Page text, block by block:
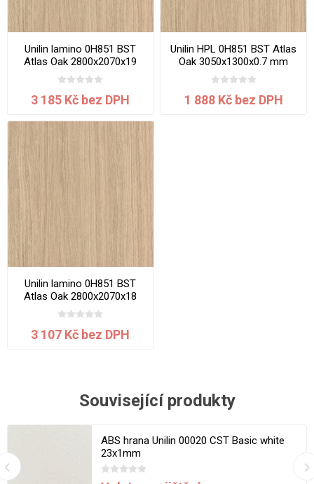
Unilin lamino 0H851 BST
Atlas Oak 2800x2070x19
mm
3 185 Kč bez DPH
Unilin HPL 0H851 BST Atlas
Oak 3050x1300x0.7 mm
1 888 Kč bez DPH
Unilin lamino 0H851 BST
Atlas Oak 2800x2070x18
mm
3 107 Kč bez DPH
Související produkty
ABS hrana Unilin 00020 CST Basic white
23x1mm